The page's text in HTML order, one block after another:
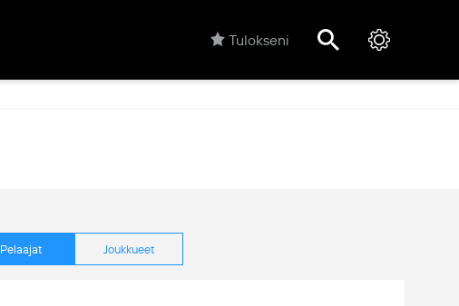
Tulokseni
Pelaajat Joukkueet